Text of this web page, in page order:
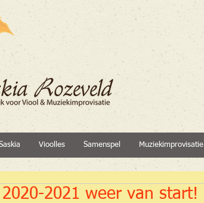
Vioolles Samenspel Muziekimprovisatie
2020-2021 weer van start!